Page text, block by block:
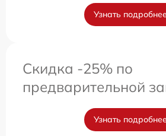
Узнать подробнее
Скидка -25% по
предварительной
Узнать подробнее